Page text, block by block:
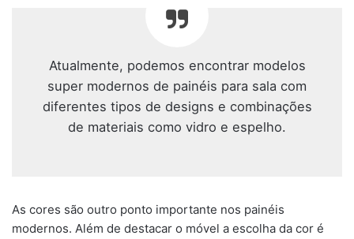
Atualmente, podemos encontrar modelos
super modernos de painéis para sala com
diferentes tipos de designs e combinações
de materiais como vidro e espelho.
As cores são outro ponto importante nos painéis
modernos. Além de destacar o móvel a escolha da cor é